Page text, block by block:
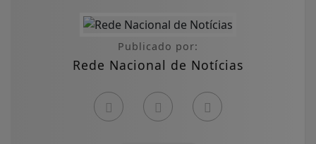
Publicado por:
Rede Nacional de Notícias